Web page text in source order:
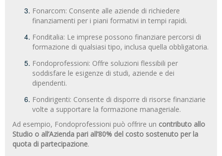
Fonarcom: Consente alle aziende di richiedere
finanziamenti per i piani formativi in tempi rapidi.
Fonditalia: Le imprese possono finanziare percorsi di
formazione di qualsiasi tipo, inclusa quella obbligatoria.
Fondoprofessioni: Offre soluzioni flessibili per
soddisfare le esigenze di studi, aziende e dei
dipendenti.
Fondirigenti: Consente di disporre di risorse finanziarie
volte a supportare la formazione manageriale.
Ad esempio, Fondoprofessioni può offrire un contributo allo
Studio o all’Azienda pari all’80% del costo sostenuto per la
quota di partecipazione.